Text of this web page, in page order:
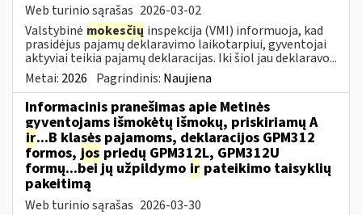
Web turinio sąrašas 2026-03-02
Valstybinė mokesčių inspekcija (VMI) informuoja, kad
prasidėjus pajamų deklaravimo laikotarpiui, gyventojai
aktyviai teikia pajamų deklaracijas. Iki šiol jau deklaravo...
Metai: 2026 Pagrindinis: Naujiena
Informacinis pranešimas apie Metinės
gyventojams išmokėtų išmokų, priskiriamų A
ir...B klasės pajamoms, deklaracijos GPM312
formos, jos priedų GPM312L, GPM312U
formų...bei jų užpildymo ir pateikimo taisyklių
pakeitimą
Web turinio sąrašas 2026-03-30